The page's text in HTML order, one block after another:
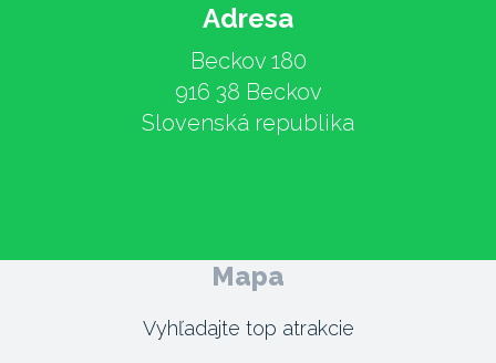
Adresa
Beckov 180
916 38 Beckov
Slovenská republika
Mapa
Vyhľadajte top atrakcie